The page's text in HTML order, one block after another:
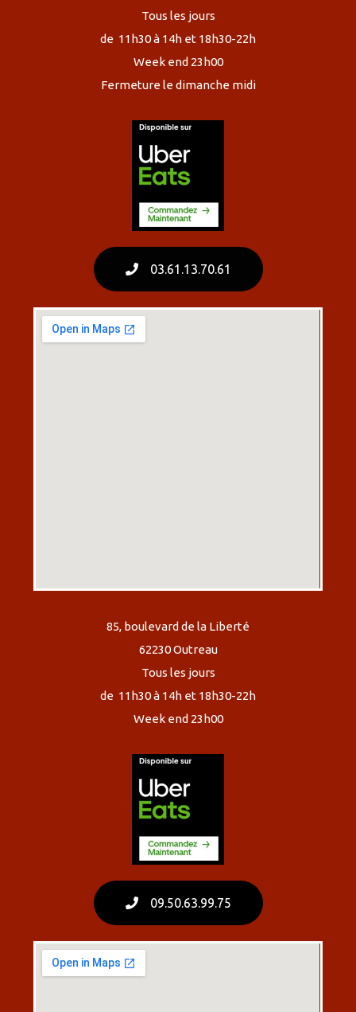
Tous les jours
de 11h30 à 14h et 18h30-22h
Week end 23h00
Fermeture le dimanche midi
03.61.13.70.61
85, boulevard de la Liberté
62230 Outreau
Tous les jours
de 11h30 à 14h et 18h30-22h
Week end 23h00
09.50.63.99.75